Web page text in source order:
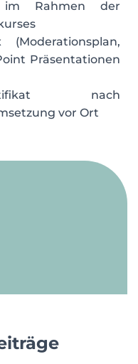
im Rahmen der
Präsentationen
nach
vor Ort